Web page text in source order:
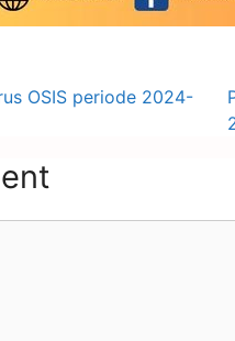
OSIS periode 2024-